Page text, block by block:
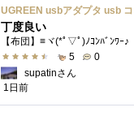
丁度良い
【布団】≡ヾ(*ﾟ▽ﾟ)ﾉｺﾝﾊﾞﾝﾜｰ♪
5
0
supatinさん
1日前